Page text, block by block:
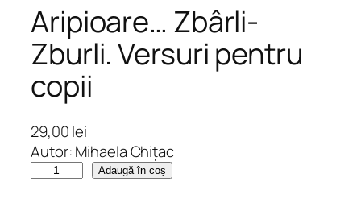
Aripioare… Zbârli-
Zburli. Versuri pentru
copii
29,00lei
Autor: Mihaela Chițac
Adaugă în coș